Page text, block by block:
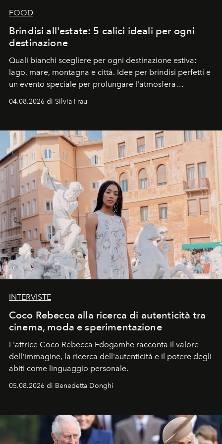
FOOD
Brindisi all'estate: 5 calici ideali per ogni
destinazione
Quali bianchi scegliere per ogni destinazione estiva:
lago, mare, montagna e città. Idee per brindisi perfetti e
un evento speciale per prolungare l'atmosfera
04.08.2026 di Silvia Frau
INTERVISTE
Coco Rebecca alla ricerca di autenticità tra
cinema, moda e sperimentazione
L'attrice Coco Rebecca Edogamhe racconta il valore
dell'immagine, la ricerca dell'autenticità e il potere degli
abiti come linguaggio personale.
05.08.2026 di Benedetta Donghi